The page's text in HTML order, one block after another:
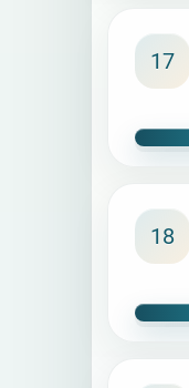
17
18